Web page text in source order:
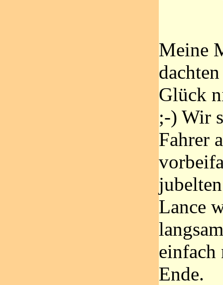
Meine
Glück
;-) Wir
Fahrer
Lance
einfach
Ende.